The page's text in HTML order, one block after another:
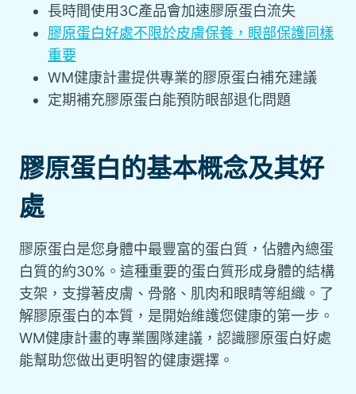
長時間使用3C產品會加速膠原蛋白流失
膠原蛋白好處不限於皮膚保養，眼部保護同樣
重要
WM健康計畫提供專業的膠原蛋白補充建議
定期補充膠原蛋白能預防眼部退化問題
膠原蛋白的基本概念及其好
處
膠原蛋白是您身體中最豐富的蛋白質，佔體內總蛋
白質的約30%。這種重要的蛋白質形成身體的結構
支架，支撐著皮膚、骨骼、肌肉和眼睛等組織。了
解膠原蛋白的本質，是開始維護您健康的第一步。
WM健康計畫的專業團隊建議，認識膠原蛋白好處
能幫助您做出更明智的健康選擇。